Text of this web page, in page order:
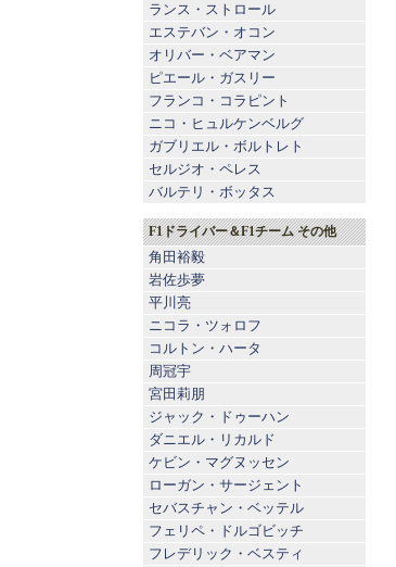
ランス・ストロール
エステバン・オコン
オリバー・ベアマン
ピエール・ガスリー
フランコ・コラピント
ニコ・ヒュルケンベルグ
ガブリエル・ボルトレト
セルジオ・ペレス
バルテリ・ボッタス
F1ドライバー＆F1チーム その他
角田裕毅
岩佐歩夢
平川亮
ニコラ・ツォロフ
コルトン・ハータ
周冠宇
宮田莉朋
ジャック・ドゥーハン
ダニエル・リカルド
ケビン・マグヌッセン
ローガン・サージェント
セバスチャン・ベッテル
フェリペ・ドルゴビッチ
フレデリック・ベスティ